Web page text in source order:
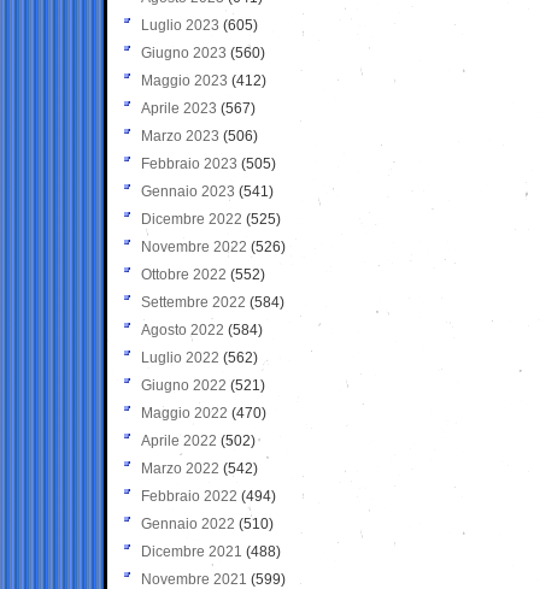
Luglio 2023 (605)
Giugno 2023 (560)
Maggio 2023 (412)
Aprile 2023 (567)
Marzo 2023 (506)
Febbraio 2023 (505)
Gennaio 2023 (541)
Dicembre 2022 (525)
Novembre 2022 (526)
Ottobre 2022 (552)
Settembre 2022 (584)
Agosto 2022 (584)
Luglio 2022 (562)
Giugno 2022 (521)
Maggio 2022 (470)
Aprile 2022 (502)
Marzo 2022 (542)
Febbraio 2022 (494)
Gennaio 2022 (510)
Dicembre 2021 (488)
Novembre 2021 (599)